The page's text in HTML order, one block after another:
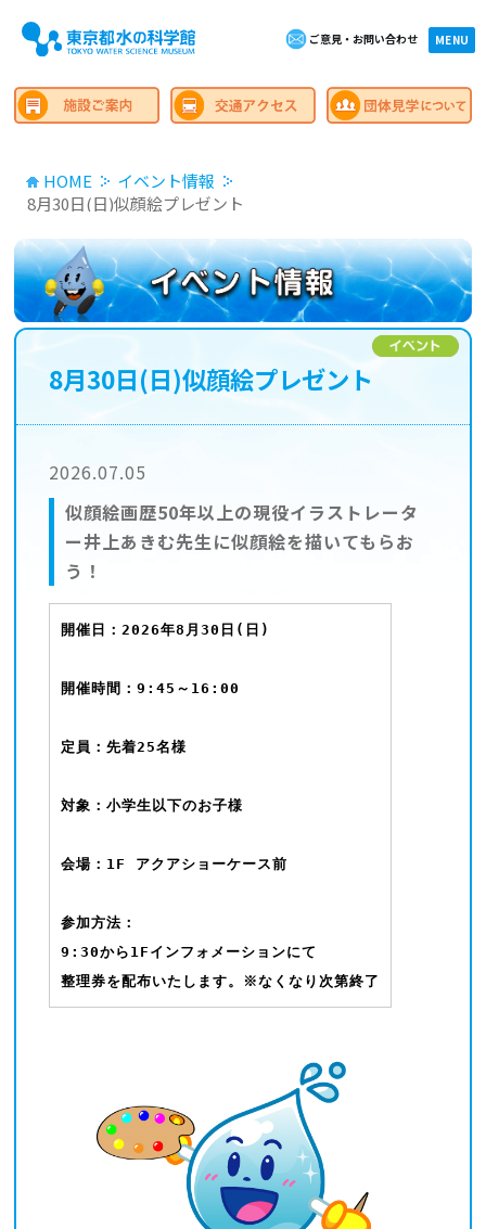
ご意見・お問い合わせ MENU
×close
HOME
イベント情報
8月30日(日)似顔絵プレゼント
8月30日(日)似顔絵プレゼント
2026.07.05
似顔絵画歴50年以上の現役イラストレータ
ー井上あきむ先生に似顔絵を描いてもらお
う！
開催日：2026年8月30日(日)
開催時間：9:45～16:00
定員：先着25名様
対象：小学生以下のお子様
会場：1F アクアショーケース前
参加方法：
9:30から1Fインフォメーションにて
整理券を配布いたします。※なくなり次第終了